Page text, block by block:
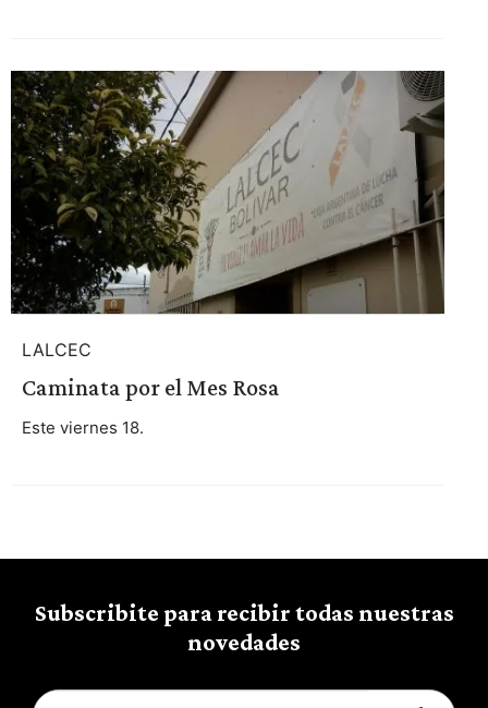
LALCEC
Caminata por el Mes Rosa
Este viernes 18.
Subscribite para recibir todas nuestras
novedades